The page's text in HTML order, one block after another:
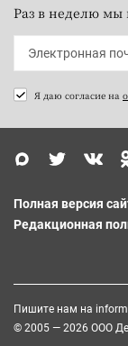
Раз в неделю мы
Я даю согласие на
Полная версия
Редакционная
Пишите нам на
© 2005 — 2026 ООО